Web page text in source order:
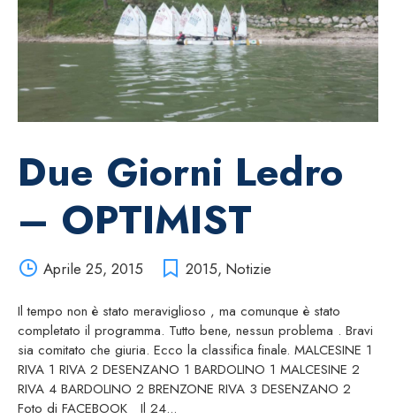
Due Giorni Ledro
– OPTIMIST
Aprile 25, 2015 2015, Notizie
Il tempo non è stato meraviglioso , ma comunque è stato
completato il programma. Tutto bene, nessun problema . Bravi
sia comitato che giuria. Ecco la classifica finale. MALCESINE 1
RIVA 1 RIVA 2 DESENZANO 1 BARDOLINO 1 MALCESINE 2
RIVA 4 BARDOLINO 2 BRENZONE RIVA 3 DESENZANO 2
Foto di FACEBOOK Il 24...